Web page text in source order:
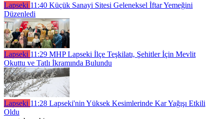
Lapseki 11:40 Küçük Sanayi Sitesi Geleneksel İftar Yemeğini
Düzenledi
Lapseki 11:29 MHP Lapseki İlçe Teşkilatı, Şehitler İçin Mevlit
Okuttu ve Tatlı İkramında Bulundu
Lapseki 11:28 Lapseki'nin Yüksek Kesimlerinde Kar Yağışı Etkili
Oldu